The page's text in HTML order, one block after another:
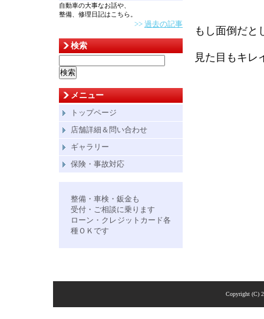
もし面倒だ
見た目もキレ
自動車の大事なお話や、
整備、修理日記はこちら。
>> 過去の記事
検索
索:
メニュー
トップページ
店舗詳細＆問い合わせ
ギャラリー
保険・事故対応
整備・車検・鈑金も
受付・ご相談に乗ります
ローン・クレジットカード各
種ＯＫです
Copyright (C)